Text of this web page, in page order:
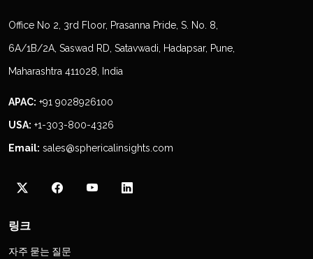
Office No 2, 3rd Floor, Prasanna Pride, S. No. 8,
6A/1B/2A, Saswad RD, Satavwadi, Hadapsar, Pune,
Maharashtra 411028, India
APAC: +91 9028926100
USA: +1-303-800-4326
Email: sales@sphericalinsights.com
링크
자주 묻는 질문